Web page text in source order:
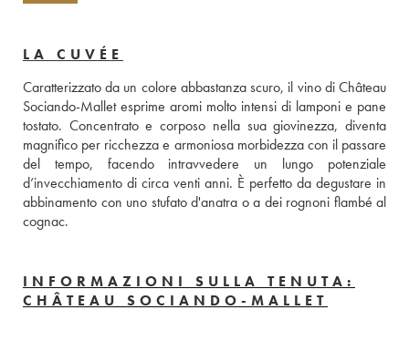
LA CUVÉE
Caratterizzato da un colore abbastanza scuro, il vino di Château
Sociando-Mallet esprime aromi molto intensi di lamponi e pane
tostato. Concentrato e corposo nella sua giovinezza, diventa
magnifico per ricchezza e armoniosa morbidezza con il passare
del tempo, facendo intravvedere un lungo potenziale
d’invecchiamento di circa venti anni. È perfetto da degustare in
abbinamento con uno stufato d'anatra o a dei rognoni flambé al
cognac.
INFORMAZIONI SULLA TENUTA:
CHÂTEAU SOCIANDO-MALLET